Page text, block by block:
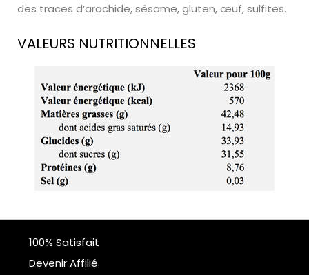
des traces d’arachide, sésame, gluten, œuf, sulfites.
VALEURS NUTRITIONNELLES
100% Satisfait
Devenir Affilié